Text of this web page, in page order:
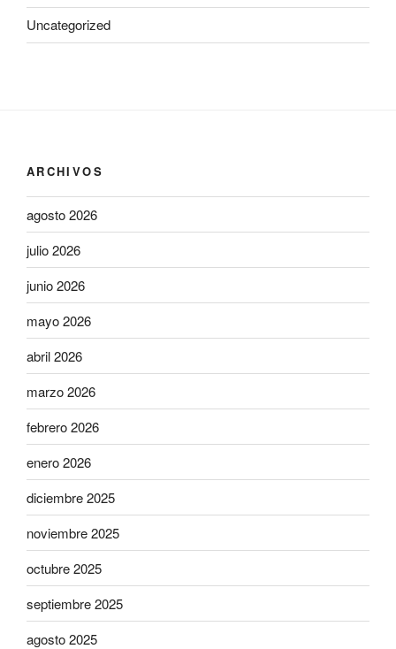
Uncategorized
ARCHIVOS
agosto 2026
julio 2026
junio 2026
mayo 2026
abril 2026
marzo 2026
febrero 2026
enero 2026
diciembre 2025
noviembre 2025
octubre 2025
septiembre 2025
agosto 2025